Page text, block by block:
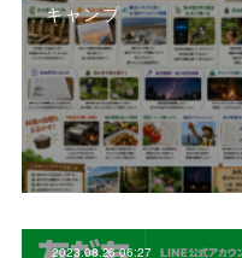
キャンプ
2023.08.26 06:27